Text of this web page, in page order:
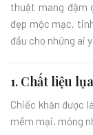
thuật mang đậm
đẹp mộc mạc,
đầu cho những ai
1. Chất liệu
Chiếc khăn được
mềm mại, mỏng